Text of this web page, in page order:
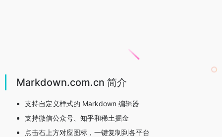
Markdown.com.cn 简介
支持自定义样式的 Markdown 编辑器
支持微信公众号、知乎和稀土掘金
点击右上方对应图标，一键复制到各平台